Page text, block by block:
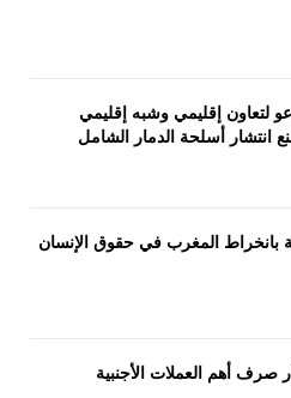
لتعاون إقليمي وشبه إقليمي
انتشار أسلحة الدمار الشامل
بانخراط المغرب في حقوق الإنسان
صرف أهم العملات الأجنبية